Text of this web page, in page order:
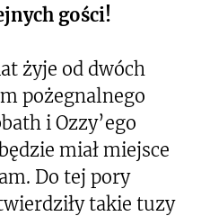
gości!
żyje od dwóch
pożegnalnego
i Ozzy’ego
miał miejsce
Do tej pory
takie tuzy